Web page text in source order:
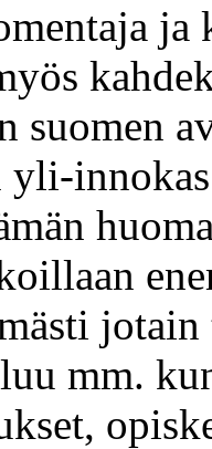
suomen
yli-
mm.